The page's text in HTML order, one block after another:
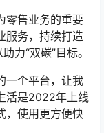
零售业务的重要
服务，持续打造
力“双碳”目标。
一个平台，让我
活是2022年上线
，使用更方便快